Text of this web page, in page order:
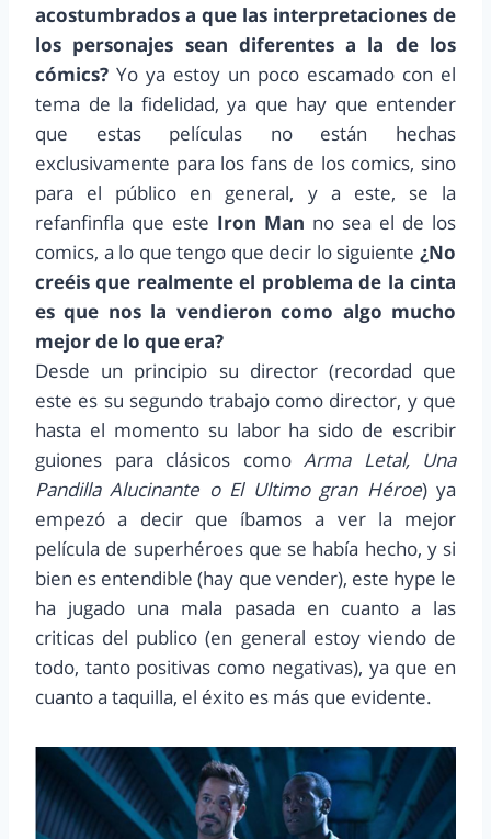
acostumbrados a que las interpretaciones de
los personajes sean diferentes a la de los
cómics? Yo ya estoy un poco escamado con el
tema de la fidelidad, ya que hay que entender
que estas películas no están hechas
exclusivamente para los fans de los comics, sino
para el público en general, y a este, se la
refanfinfla que este Iron Man no sea el de los
comics, a lo que tengo que decir lo siguiente ¿No
creéis que realmente el problema de la cinta
es que nos la vendieron como algo mucho
mejor de lo que era?
Desde un principio su director (recordad que
este es su segundo trabajo como director, y que
hasta el momento su labor ha sido de escribir
guiones para clásicos como Arma Letal, Una
Pandilla Alucinante o El Ultimo gran Héroe) ya
empezó a decir que íbamos a ver la mejor
película de superhéroes que se había hecho, y si
bien es entendible (hay que vender), este hype le
ha jugado una mala pasada en cuanto a las
criticas del publico (en general estoy viendo de
todo, tanto positivas como negativas), ya que en
cuanto a taquilla, el éxito es más que evidente.